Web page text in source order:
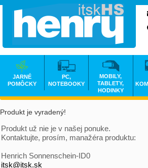
Produkt je vyradený!
Produkt už nie je v našej ponuke.
Kontaktujte, prosím, manažéra produktu:
Henrich Sonnenschein-ID0
itsk@itsk.sk
JARNÉ
POMÔCKY
PC,
NOTEBOOKY
MOBILY,
TABLETY,
HODINKY